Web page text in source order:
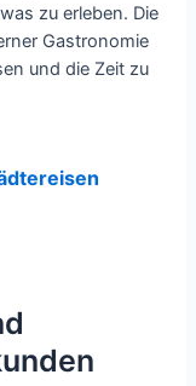
zu erleben. Die
Gastronomie
und die Zeit zu